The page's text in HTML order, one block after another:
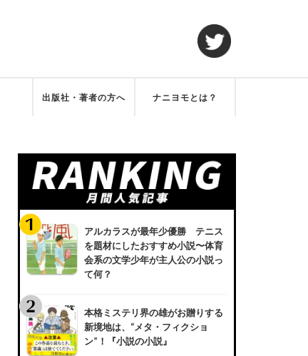
出版社・著者の方へ ナニヨモとは？
アルカラスが最年少優勝 テニス
を題材にしたおすすめ小説〜体育
会系の文学少年が主人公の小説っ
て何？
本格ミステリ界の雄がお贈りする
新境地は、“メタ・フィクショ
ン”！『小説の小説』